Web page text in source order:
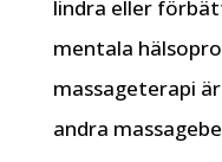
lindra eller
mentala
massageterapi
andra